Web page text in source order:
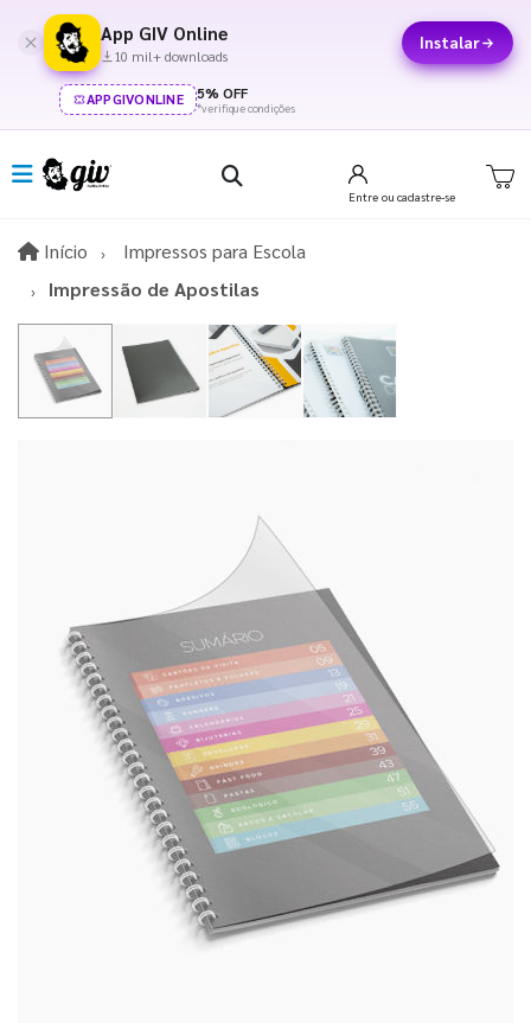
App GIV Online
10 mil+ downloads
Instalar
APPGIVONLINE 5% OFF
*verifique condições
Entre ou cadastre-se
Início InícioImpressos para Escola
Impressão de Apostilas